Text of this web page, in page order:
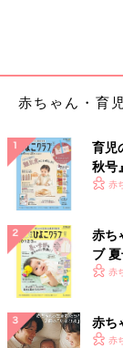
こちらは、
ブルー×ストライ
サイドには大き
すること間違い
きやすい子どもも
デイリーでも
ンパース
赤ちゃん・育
育児
秋号
いっ
赤
赤ち
ブ
く！
赤
赤ち
赤